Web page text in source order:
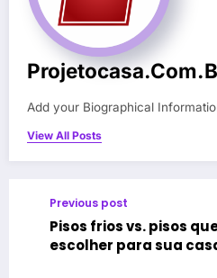
Add your Biographical
View All Posts
Previous post
Pisos frios vs. pisos
escolher para sua